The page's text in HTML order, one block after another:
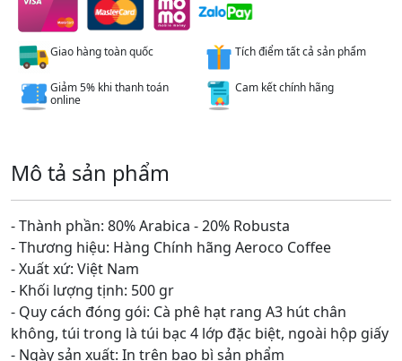
Giao hàng toàn quốc Tích điểm tất cả sản phẩm
Giảm 5% khi thanh toán
online
Cam kết chính hãng
Mô tả sản phẩm
- Thành phần: 80% Arabica - 20% Robusta
- Thương hiệu: Hàng Chính hãng Aeroco Coffee
- Xuất xứ: Việt Nam
- Khối lượng tịnh: 500 gr
- Quy cách đóng gói: Cà phê hạt rang A3 hút chân
không, túi trong là túi bạc 4 lớp đặc biệt, ngoài hộp giấy
- Ngày sản xuất: In trên bao bì sản phẩm